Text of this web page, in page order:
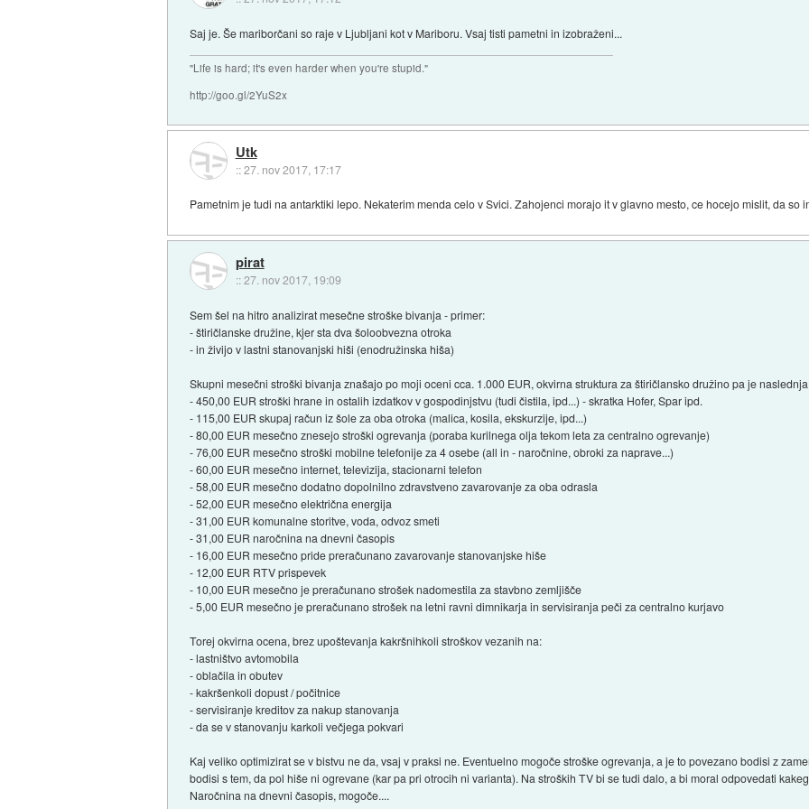
Saj je. Še mariborčani so raje v Ljubljani kot v Mariboru. Vsaj tisti pametni in izobraženi...
"Life is hard; it's even harder when you're stupid."
http://goo.gl/2YuS2x
Utk
::27. nov 2017, 17:17
Pametnim je tudi na antarktiki lepo. Nekaterim menda celo v Svici. Zahojenci morajo it v glavno mesto, ce hocejo mislit, da so
pirat
::27. nov 2017, 19:09
Sem šel na hitro analizirat mesečne stroške bivanja - primer:
- štiričlanske družine, kjer sta dva šoloobvezna otroka
- in živijo v lastni stanovanjski hiši (enodružinska hiša)
Skupni mesečni stroški bivanja znašajo po moji oceni cca. 1.000 EUR, okvirna struktura za štiričlansko družino pa je
- 450,00 EUR stroški hrane in ostalih izdatkov v gospodinjstvu (tudi čistila, ipd...) - skratka Hofer, Spar ipd.
- 115,00 EUR skupaj račun iz šole za oba otroka (malica, kosila, ekskurzije, ipd...)
- 80,00 EUR mesečno znesejo stroški ogrevanja (poraba kurilnega olja tekom leta za centralno ogrevanje)
- 76,00 EUR mesečno stroški mobilne telefonije za 4 osebe (all in - naročnine, obroki za naprave...)
- 60,00 EUR mesečno internet, televizija, stacionarni telefon
- 58,00 EUR mesečno dodatno dopolnilno zdravstveno zavarovanje za oba odrasla
- 52,00 EUR mesečno električna energija
- 31,00 EUR komunalne storitve, voda, odvoz smeti
- 31,00 EUR naročnina na dnevni časopis
- 16,00 EUR mesečno pride preračunano zavarovanje stanovanjske hiše
- 12,00 EUR RTV prispevek
- 10,00 EUR mesečno je preračunano strošek nadomestila za stavbno zemljišče
- 5,00 EUR mesečno je preračunano strošek na letni ravni dimnikarja in servisiranja peči za centralno kurjavo
Torej okvirna ocena, brez upoštevanja kakršnihkoli stroškov vezanih na:
- lastništvo avtomobila
- oblačila in obutev
- kakršenkoli dopust / počitnice
- servisiranje kreditov za nakup stanovanja
- da se v stanovanju karkoli večjega pokvari
Kaj veliko optimizirat se v bistvu ne da, vsaj v praksi ne. Eventuelno mogoče stroške ogrevanja, a je to povezano bodisi z
bodisi s tem, da pol hiše ni ogrevane (kar pa pri otrocih ni varianta). Na stroških TV bi se tudi dalo, a bi moral odpovedati
Naročnina na dnevni časopis, mogoče....